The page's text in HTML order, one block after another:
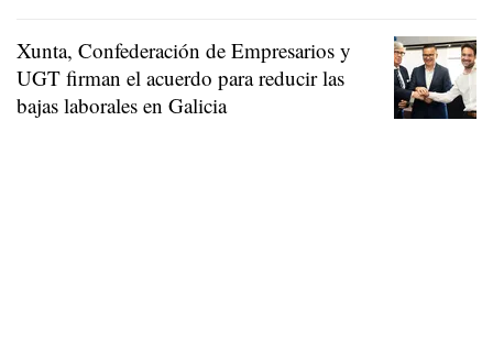
Xunta, Confederación de Empresarios y
UGT firman el acuerdo para reducir las
bajas laborales en Galicia